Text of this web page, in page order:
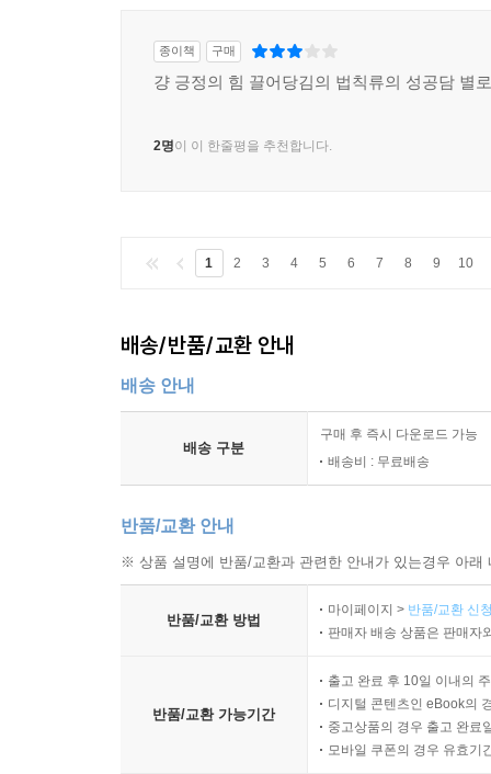
종이책 구매
걍 긍정의 힘 끌어당김의 법칙류의 성공담 별
2명이 이 한줄평을 추천합니다.
1 2 3 4 5 6 7 8 9 10
배송/반품/교환 안내
배송 안내
배송 구분
구매 후 즉시 다운로드 가능
배송비 : 무료배송
반품/교환 안내
※ 상품 설명에 반품/교환과 관련한 안내가 있는경우 아
반품/교환 방법
마이페이지 > 반품/교환 신
판매자 배송 상품은 판매자
반품/교환 가능기간
출고 완료 후 10일 이내의
디지털 콘텐츠인 eBook의
중고상품의 경우 출고 완료
모바일 쿠폰의 경우 유효기